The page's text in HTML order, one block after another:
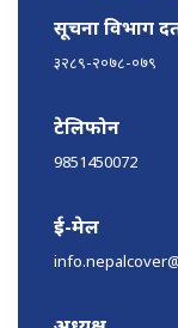
सूचना विभाग
३२८९-२०७८-०७९
टेलिफोन
9851450072
ई-मेल